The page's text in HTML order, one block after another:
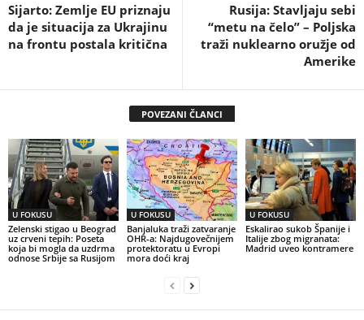
Sijarto: Zemlje EU priznaju
da je situacija za Ukrajinu
na frontu postala kritična
Rusija: Stavljaju sebi
“metu na čelo” – Poljska
traži nuklearno oružje od
Amerike
POVEZANI ČLANCI
U FOKUSU
Zelenski stigao u Beograd
uz crveni tepih: Poseta
koja bi mogla da uzdrma
odnose Srbije sa Rusijom
U FOKUSU
Banjaluka traži zatvaranje
OHR-a: Najdugovečnijem
protektoratu u Evropi
mora doći kraj
U FOKUSU
Eskalirao sukob Španije i
Italije zbog migranata:
Madrid uveo kontramere